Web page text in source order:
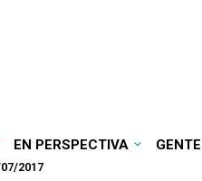
EN PERSPECTIVA
2017